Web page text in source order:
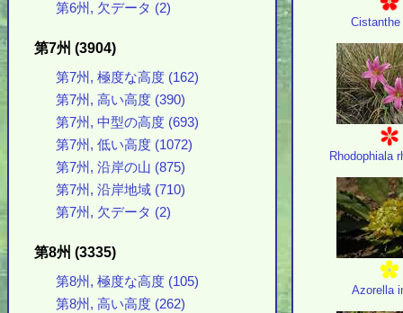
第6州, 欠データ (2)
第7州 (3904)
第7州, 極度な高度 (162)
第7州, 高い高度 (390)
第7州, 中型の高度 (693)
第7州, 低い高度 (1072)
第7州, 沿岸の山 (875)
第7州, 沿岸地域 (710)
第7州, 欠データ (2)
第8州 (3335)
第8州, 極度な高度 (105)
第8州, 高い高度 (262)
Rhodophiala
Azorella